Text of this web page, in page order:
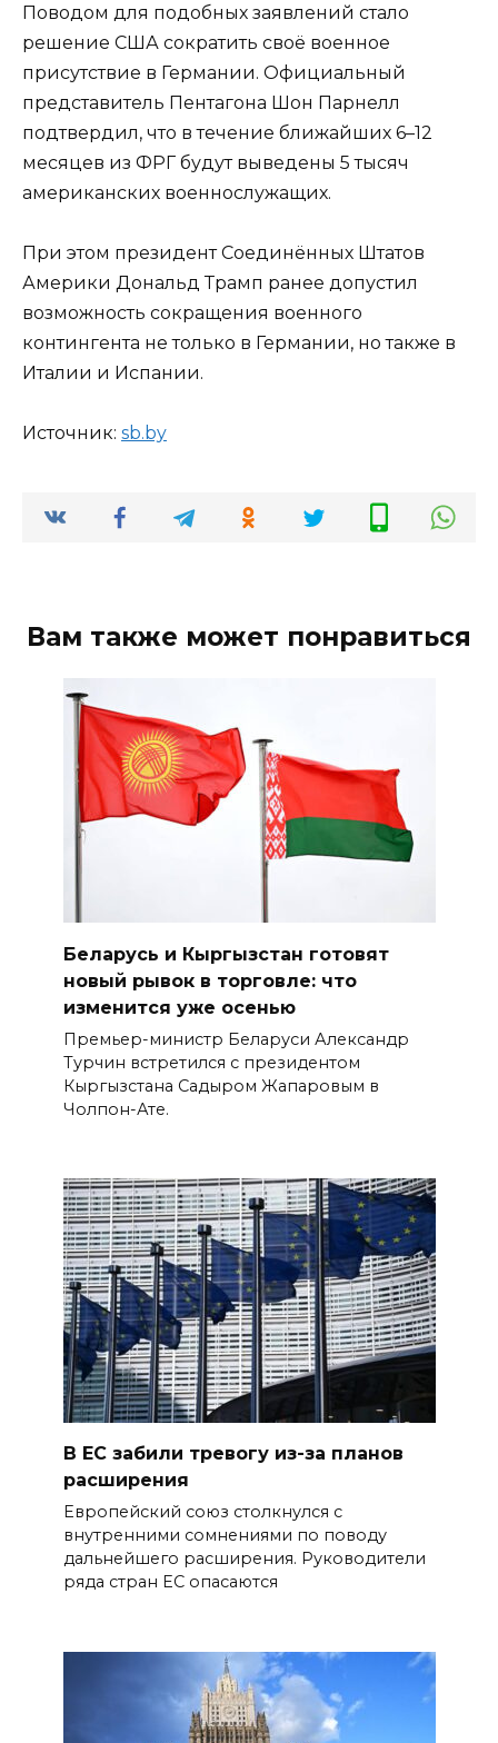
Поводом для подобных заявлений стало
решение США сократить своё военное
присутствие в Германии. Официальный
представитель Пентагона Шон Парнелл
подтвердил, что в течение ближайших 6–12
месяцев из ФРГ будут выведены 5 тысяч
американских военнослужащих.
При этом президент Соединённых Штатов
Америки Дональд Трамп ранее допустил
возможность сокращения военного
контингента не только в Германии, но также в
Италии и Испании.
Источник: sb.by
Вам также может понравиться
Беларусь и Кыргызстан готовят
новый рывок в торговле: что
изменится уже осенью
Премьер-министр Беларуси Александр
Турчин встретился с президентом
Кыргызстана Садыром Жапаровым в
Чолпон-Ате.
В ЕС забили тревогу из-за планов
расширения
Европейский союз столкнулся с
внутренними сомнениями по поводу
дальнейшего расширения. Руководители
ряда стран ЕС опасаются